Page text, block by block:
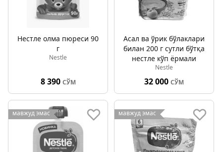
Нестле олма пюреси 90
г
Nestle
8 390 СЎМ
Асал ва ўрик бўлаклари
билан 200 г сутли бўтқа
нестле кўп ёрмали
Nestle
32 000 СЎМ
мавжуд эмас мавжуд эмас